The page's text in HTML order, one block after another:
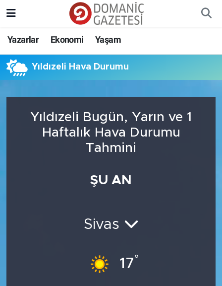
Yazarlar Ekonomi Yaşam
Yıldızeli Hava Durumu
Yıldızeli Bugün, Yarın ve 1
Haftalık Hava Durumu
Tahmini
ŞU AN
Sivas
17°